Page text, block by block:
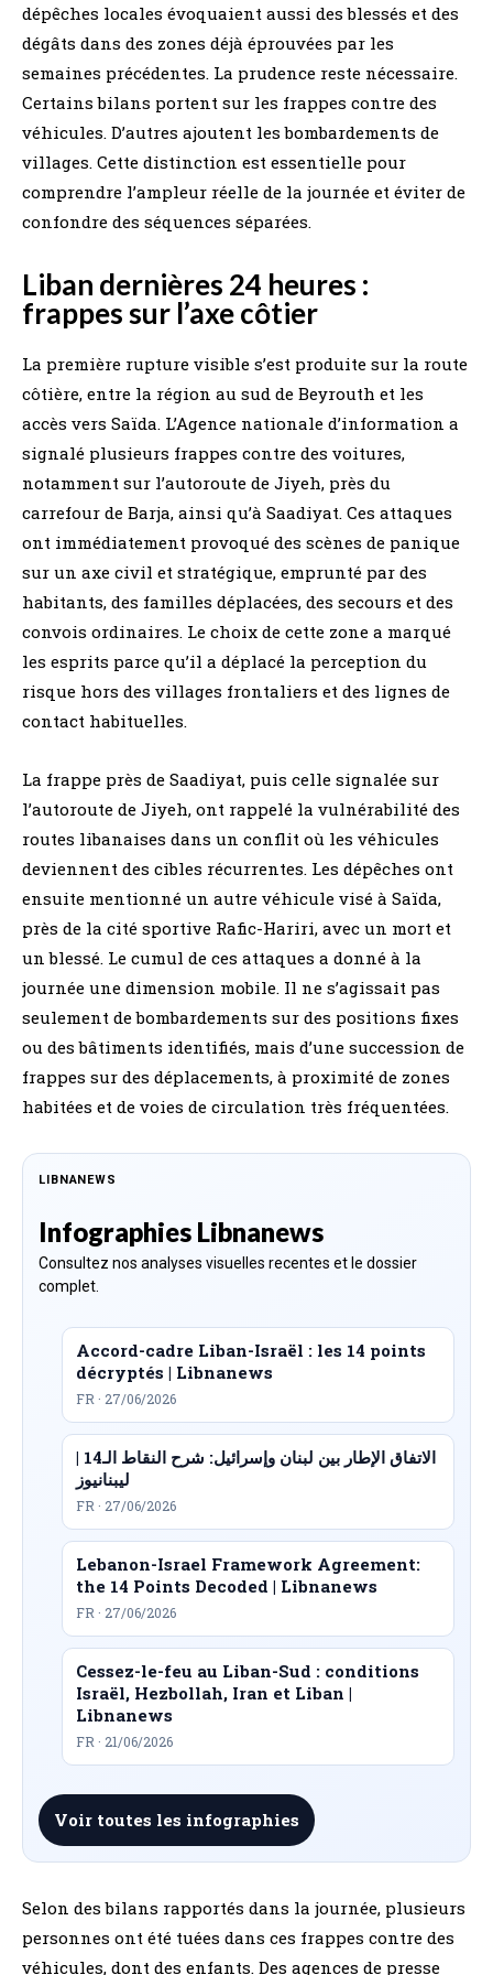
dépêches locales évoquaient aussi des blessés et des
dégâts dans des zones déjà éprouvées par les
semaines précédentes. La prudence reste nécessaire.
Certains bilans portent sur les frappes contre des
véhicules. D’autres ajoutent les bombardements de
villages. Cette distinction est essentielle pour
comprendre l’ampleur réelle de la journée et éviter de
confondre des séquences séparées.
Liban dernières 24 heures :
frappes sur l’axe côtier
La première rupture visible s’est produite sur la route
côtière, entre la région au sud de Beyrouth et les
accès vers Saïda. L’Agence nationale d’information a
signalé plusieurs frappes contre des voitures,
notamment sur l’autoroute de Jiyeh, près du
carrefour de Barja, ainsi qu’à Saadiyat. Ces attaques
ont immédiatement provoqué des scènes de panique
sur un axe civil et stratégique, emprunté par des
habitants, des familles déplacées, des secours et des
convois ordinaires. Le choix de cette zone a marqué
les esprits parce qu’il a déplacé la perception du
risque hors des villages frontaliers et des lignes de
contact habituelles.
La frappe près de Saadiyat, puis celle signalée sur
l’autoroute de Jiyeh, ont rappelé la vulnérabilité des
routes libanaises dans un conflit où les véhicules
deviennent des cibles récurrentes. Les dépêches ont
ensuite mentionné un autre véhicule visé à Saïda,
près de la cité sportive Rafic-Hariri, avec un mort et
un blessé. Le cumul de ces attaques a donné à la
journée une dimension mobile. Il ne s’agissait pas
seulement de bombardements sur des positions fixes
ou des bâtiments identifiés, mais d’une succession de
frappes sur des déplacements, à proximité de zones
habitées et de voies de circulation très fréquentées.
LIBNANEWS
Infographies Libnanews
Consultez nos analyses visuelles recentes et le dossier
complet.
Accord-cadre Liban-Israël : les 14 points
décryptés | Libnanews
FR · 27/06/2026
الاتفاق الإطار بين لبنان وإسرائيل: شرح النقاط الـ14 |
ليبنانيوز
FR · 27/06/2026
Lebanon-Israel Framework Agreement:
the 14 Points Decoded | Libnanews
FR · 27/06/2026
Cessez-le-feu au Liban-Sud : conditions
Israël, Hezbollah, Iran et Liban |
Libnanews
FR · 21/06/2026
Voir toutes les infographies
Selon des bilans rapportés dans la journée, plusieurs
personnes ont été tuées dans ces frappes contre des
véhicules, dont des enfants. Des agences de presse